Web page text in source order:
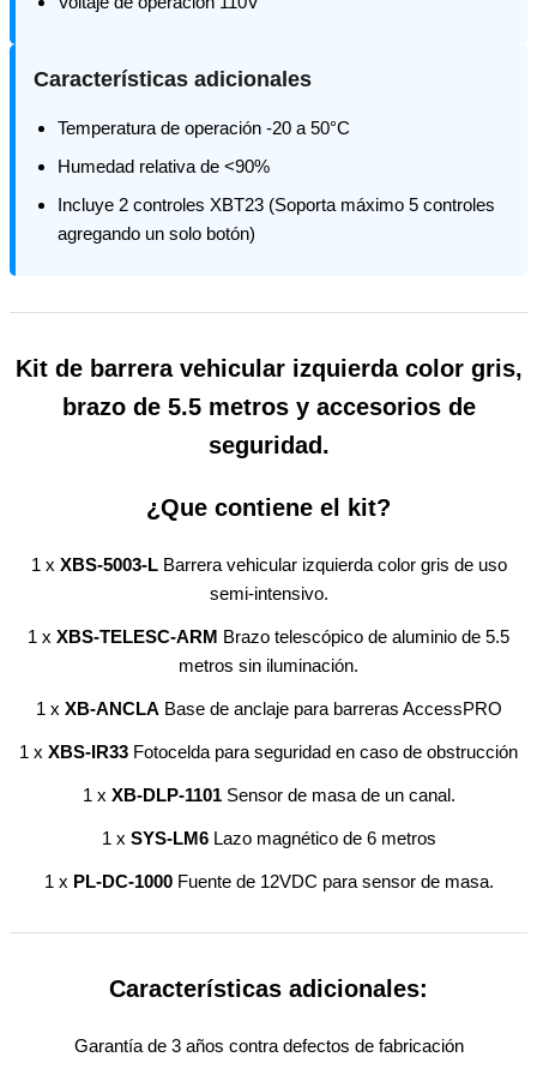
Características adicionales
Temperatura de operación -20 a 50°C
Humedad relativa de <90%
Incluye 2 controles XBT23 (Soporta máximo 5 controles
agregando un solo botón)
Kit de barrera vehicular izquierda color gris,
brazo de 5.5 metros y accesorios de
seguridad.
¿Que contiene el kit?
1 x XBS-5003-LBarrera vehicular izquierda color gris de uso
semi-intensivo.
1 x XBS-TELESC-ARM Brazo telescópico de aluminio de 5.5
metros sin iluminación.
1 x XB-ANCLA Base de anclaje para barreras AccessPRO
1 x XBS-IR33 Fotocelda para seguridad en caso de obstrucción
1 x XB-DLP-1101Sensor de masa de un canal.
1 x SYS-LM6Lazo magnético de 6 metros
1 x PL-DC-1000Fuente de 12VDC para sensor de masa.
Características adicionales:
Garantía de 3 años contra defectos de fabricación